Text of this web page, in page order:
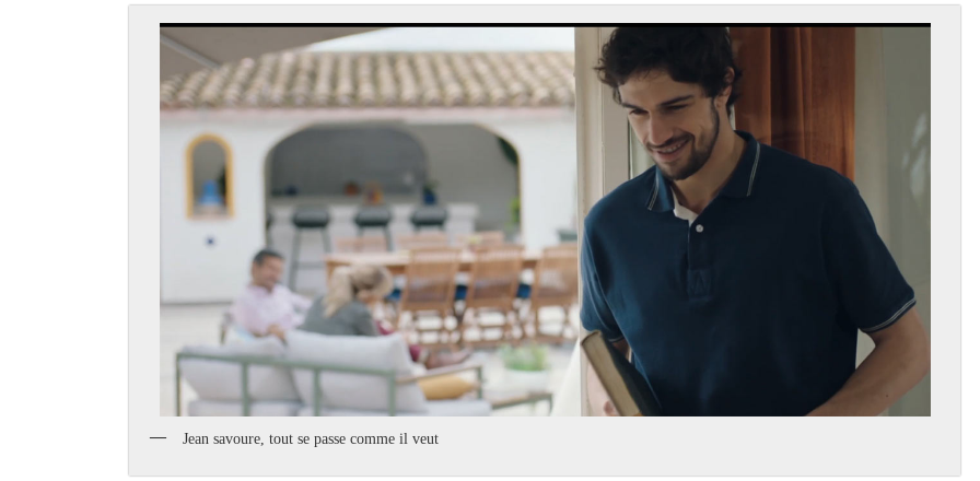
Jean savoure, tout se passe comme il veut